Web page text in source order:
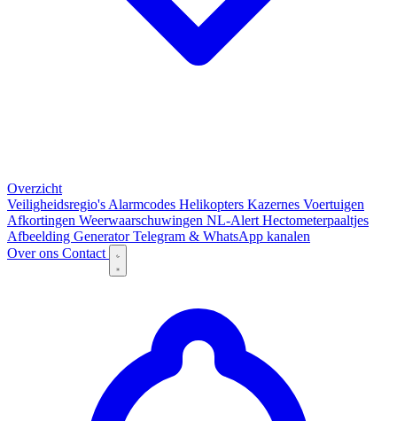
Overzicht
Veiligheidsregio's Alarmcodes Helikopters Kazernes Voertuigen
Afkortingen Weerwaarschuwingen NL-Alert Hectometerpaaltjes
Afbeelding GeneratorTelegram & WhatsApp kanalen
Over ons Contact